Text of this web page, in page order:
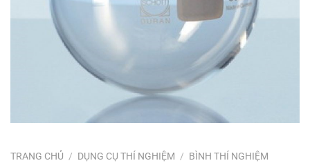
TRANG CHỦ / DỤNG CỤ THÍ NGHIỆM / BÌNH THÍ NGHIỆM